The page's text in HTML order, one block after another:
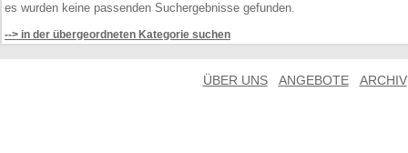
es wurden keine passenden Suchergebnisse gefunden.
--> in der übergeordneten Kategorie suchen
ÜBER UNS ANGEBOTE ARCHIV